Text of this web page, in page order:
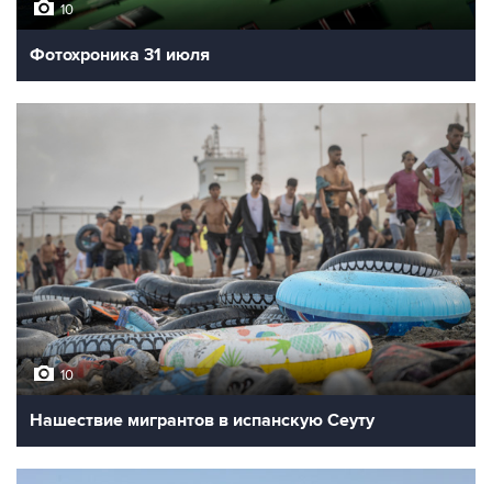
10
Фотохроника 31 июля
10
Нашествие мигрантов в испанскую Сеуту